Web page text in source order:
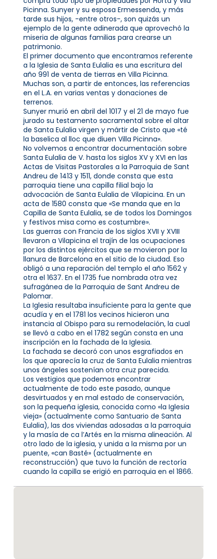
Picinna. Sunyer y su esposa Ermessenda, y más
tarde sus hijos, -entre otros-, son quizás un
ejemplo de la gente adinerada que aprovechó la
miseria de algunas familias para crearse un
patrimonio.
El primer documento que encontramos referente
a la Iglesia de Santa Eulalia es una escritura del
año 991 de venta de tierras en Villa Picinna.
Muchas son, a partir de entonces, las referencias
en el L.A. en varias ventas y donaciones de
terrenos.
Sunyer murió en abril del 1017 y el 21 de mayo fue
jurado su testamento sacramental sobre el altar
de Santa Eulalia virgen y mártir de Cristo que «té
la baselica al lloc que diuen Villa Picinna».
No volvemos a encontrar documentación sobre
Santa Eulalia de V. hasta los siglos XV y XVI en las
Actas de Visitas Pastorales a la Parroquia de Sant
Andreu de 1413 y 1511, donde consta que esta
parroquia tiene una capilla filial bajo la
advocación de Santa Eulalia de Vilapicina. En un
acta de 1580 consta que «Se manda que en la
Capilla de Santa Eulalia, se de todos los Domingos
y festivos misa como es costumbre».
Las guerras con Francia de los siglos XVII y XVIII
llevaron a Vilapicina el trajín de las ocupaciones
por los distintos ejércitos que se movieron por la
llanura de Barcelona en el sitio de la ciudad. Eso
obligó a una reparación del templo el año 1562 y
otra el 1637. En el 1735 fue nombrada otra vez
sufragánea de la Parroquia de Sant Andreu de
Palomar.
La Iglesia resultaba insuficiente para la gente que
acudía y en el 1781 los vecinos hicieron una
instancia al Obispo para su remodelación, la cual
se llevó a cabo en el 1782 según consta en una
inscripción en la fachada de la Iglesia.
La fachada se decoró con unos esgrafiados en
los que aparecía la cruz de Santa Eulalia mientras
unos ángeles sostenían otra cruz parecida.
Los vestigios que podemos encontrar
actualmente de todo este pasado, aunque
desvirtuados y en mal estado de conservación,
son la pequeña iglesia, conocida como «la Iglesia
vieja» (actualmente como Santuario de Santa
Eulalia), las dos viviendas adosadas a la parroquia
y la masía de ca l’Artés en la misma alineación. Al
otro lado de la iglesia, y unida a la misma por un
puente, «can Basté» (actualmente en
reconstrucción) que tuvo la función de rectoría
cuando la capilla se erigió en parroquia en el 1866.